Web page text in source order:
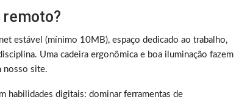
estável (mínimo 10MB), espaço dedicado ao trabalho,
Uma cadeira ergonômica e boa iluminação fazem
nosso site.
habilidades digitais: dominar ferramentas de